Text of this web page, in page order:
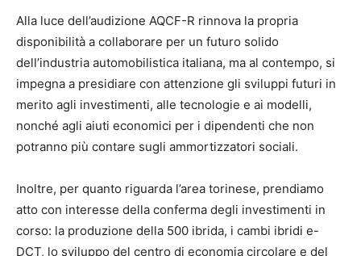
Alla luce dell’audizione AQCF-R rinnova la propria
disponibilità a collaborare per un futuro solido
dell’industria automobilistica italiana, ma al contempo, si
impegna a presidiare con attenzione gli sviluppi futuri in
merito agli investimenti, alle tecnologie e ai modelli,
nonché agli aiuti economici per i dipendenti che non
potranno più contare sugli ammortizzatori sociali.
Inoltre, per quanto riguarda l’area torinese, prendiamo
atto con interesse della conferma degli investimenti in
corso: la produzione della 500 ibrida, i cambi ibridi e-
DCT, lo sviluppo del centro di economia circolare e del